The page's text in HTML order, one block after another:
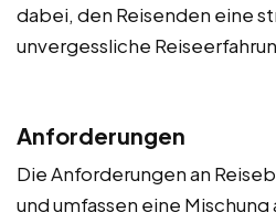
dabei, den Reisenden eine
unvergessliche
Anforderungen
Die Anforderungen an
und umfassen eine Mischung